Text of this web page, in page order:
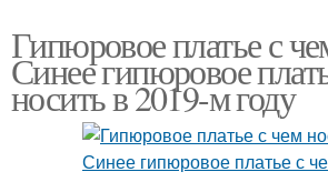
Гипюровое платье с
Синее гипюровое
носить в 2019-м году